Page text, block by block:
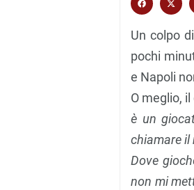
Un colpo
pochi
e Napoli
O meglio,
è un
chiamare il
Dove
non mi